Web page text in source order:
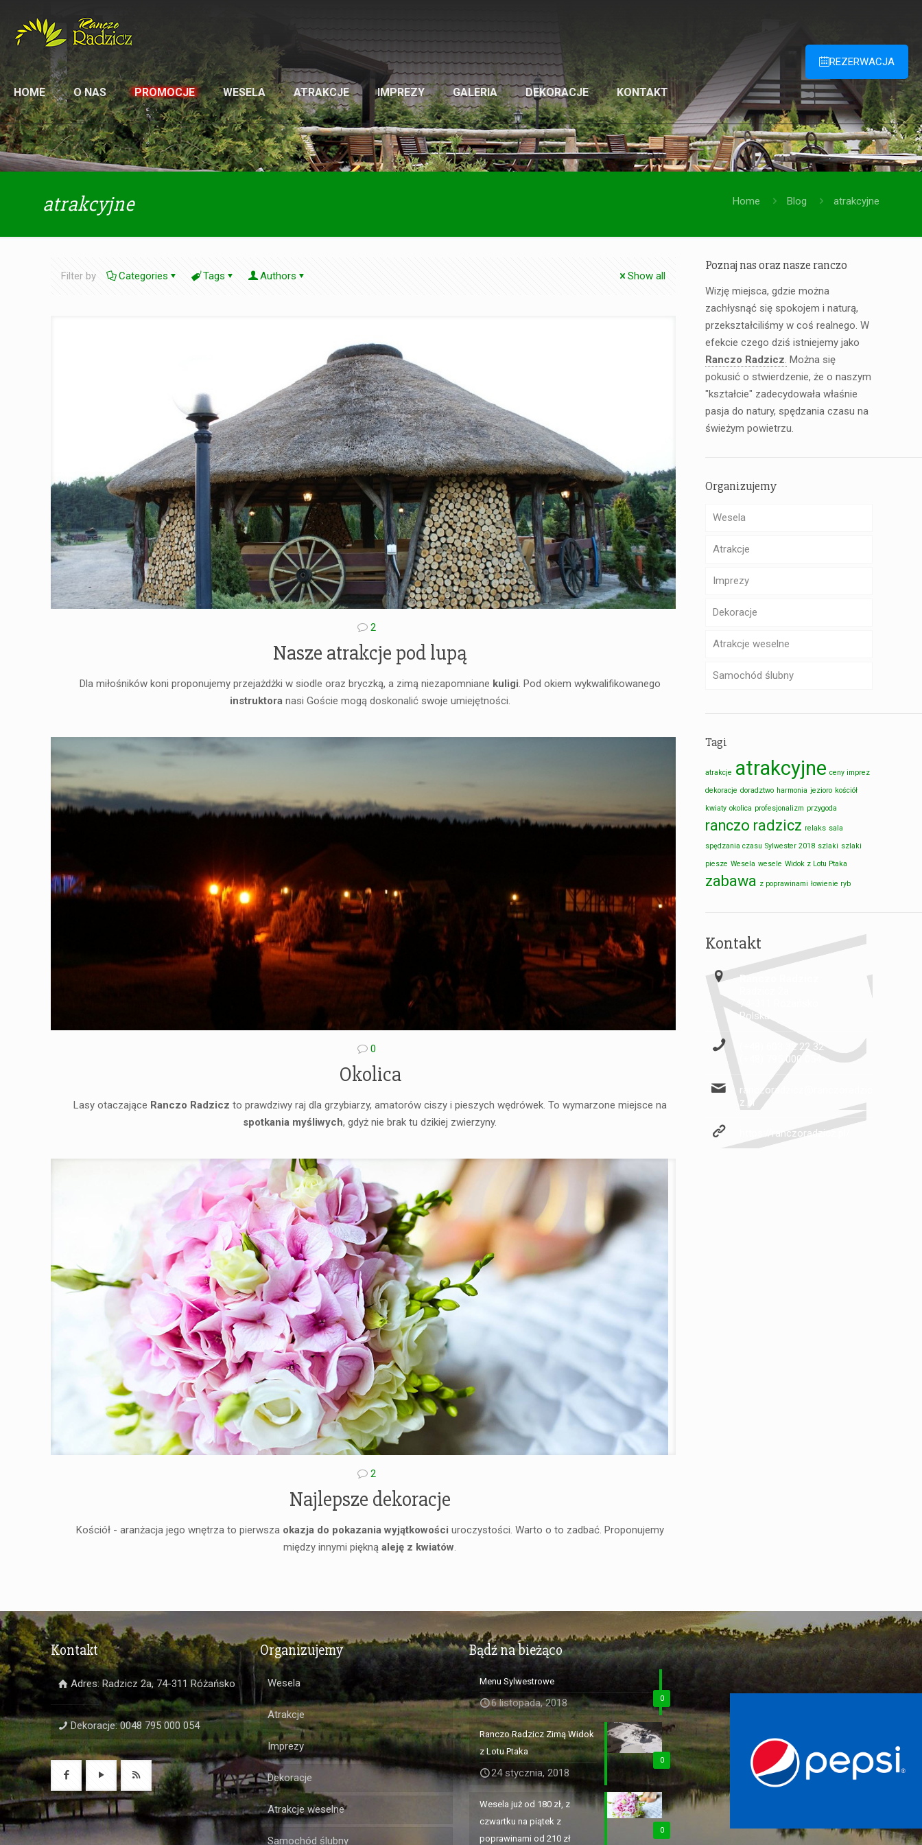
HOME O NAS PROMOCJE WESELA ATRAKCJE IMPREZY GALERIA DEKORACJE KONTAKT
REZERWACJA
atrakcyjne Home Blog atrakcyjne
Filter by Categories Tags Authors Show all
2
Nasze atrakcje pod lupą
Dla miłośników koni proponujemy przejażdżki w siodle oraz bryczką, a zimą niezapomniane kuligi. Pod okiem wykwalifikowanego
instruktoranasi Goście mogą doskonalić swoje umiejętności.
0
Okolica
Lasy otaczające Ranczo Radzicz to prawdziwy raj dla grzybiarzy, amatorów ciszy i pieszych wędrówek. To wymarzone miejsce na
spotkania myśliwych, gdyż nie brak tu dzikiej zwierzyny.
2
Najlepsze dekoracje
Kościół - aranżacja jego wnętrza to pierwsza okazja do pokazania wyjątkowości uroczystości. Warto o to zadbać. Proponujemy
między innymi pięknąaleję z kwiatów.
Poznaj nas oraz nasze ranczo
Wizję miejsca, gdzie można
zachłysnąć się spokojem i naturą,
przekształciliśmy w coś realnego. W
efekcie czego dziś istniejemy jako
Ranczo Radzicz. Można się
pokusić o stwierdzenie, że o naszym
"kształcie" zadecydowała właśnie
pasja do natury, spędzania czasu na
świeżym powietrzu.
Organizujemy
Wesela
Atrakcje
Imprezy
Dekoracje
Atrakcje weselne
Samochód ślubny
Tagi
atrakcje atrakcyjne ceny imprez
dekoracje doradztwo harmonia jezioro kościół
kwiaty okolica profesjonalizm przygoda
ranczo radzicz relaks sala
spędzania czasu Sylwester 2018 szlaki szlaki
piesze Wesela wesele Widok z Lotu Ptaka
zabawa z poprawinami łowienie ryb
Kontakt
Ranczo Radzicz
74-311 Różańsko
Polska
(+48) 603 32 22 32
(+48) 795 000 054
ranczoradzicz@ranczoradzic
z.pl
https://ranczoradzicz.pl/
Kontakt
Adres: Radzicz 2a, 74-311 Różańsko
Dekoracje: 0048 795 000 054
Organizujemy
Wesela
Atrakcje
Imprezy
Dekoracje
Atrakcje weselne
Samochód ślubny
Bądź na bieżąco
0
Menu Sylwestrowe
6 listopada, 2018
0
Ranczo Radzicz Zimą Widok
z Lotu Ptaka
24 stycznia, 2018
0
Wesela już od 180 zł, z
czwartku na piątek z
poprawinami od 210 zł